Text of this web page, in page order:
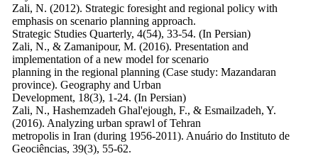
Zali, N. (2012). Strategic foresight and regional policy with
emphasis on scenario planning approach.
Strategic Studies Quarterly, 4(54), 33-54. (In Persian)
Zali, N., & Zamanipour, M. (2016). Presentation and
implementation of a new model for scenario
planning in the regional planning (Case study: Mazandaran
province). Geography and Urban
Development, 18(3), 1-24. (In Persian)
Zali, N., Hashemzadeh Ghal'ejough, F., & Esmailzadeh, Y.
(2016). Analyzing urban sprawl of Tehran
metropolis in Iran (during 1956-2011). Anuário do Instituto de
Geociências, 39(3), 55-62.